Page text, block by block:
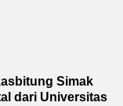
Simak
dari Universitas